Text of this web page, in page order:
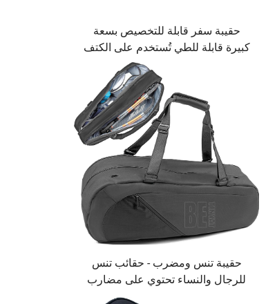
حقيبة سفر قابلة للتخصيص بسعة
كبيرة قابلة للطي تُستخدم على الكتف
الواحد مصنوعة من البوليستر أنيقة
للاستخدام الزوجي مع إغلاق بالسحاب
حقيبة تنس ومضرب - حقائب تنس
للرجال والنساء تحتوي على مضارب
البيسبول والمعدات أو التجهيزات